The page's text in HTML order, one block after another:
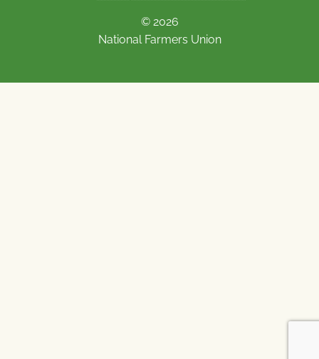
© 2026
National Farmers Union